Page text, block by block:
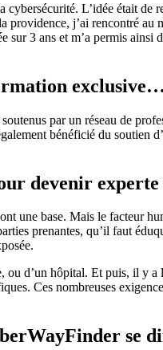
L’idée était
providence, j’ai rencontré
3 ans et m’a permis
exclusive…
par un réseau de
bénéficié du soutien
devenir
une base. Mais le facteur
prenantes, qu’il faut
ou d’un hôpital. Et puis, il
Ces nombreuses
se